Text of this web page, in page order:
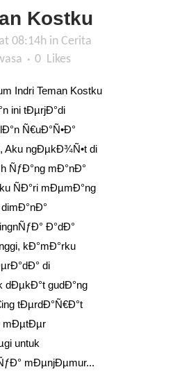
Kostku
08:14h in Cerita
0 Likes
Indri Teman Kostku
ini tÐµrjÐ°di
Ñ€uÐ°Ñ•Ð°
Aku ngÐµkÐ¾Ñ•t di
ÑƒÐ°ng mÐ°nÐ°
ÑÐ°ri mÐµmÐ°ng
Ð°dÐ°
kÐ°mÐ°rku
di
gudÐ°ng
tÐµrdÐ°Ñ€Ð°t
mÐµtÐµr
untuk
mÐµnjÐµmur...